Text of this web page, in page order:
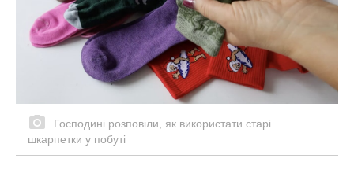
Господині розповіли, як використати старі
шкарпетки у побуті